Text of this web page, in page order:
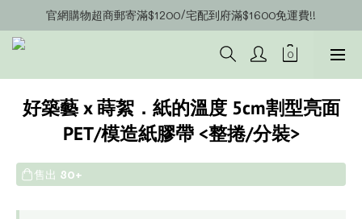
官網會員募集中~立即註冊即可獲得購物金$20!!!
官網購物超商郵寄滿$1200/宅配到府滿$1600免運費!!
官網會員募集中~立即註冊即可獲得購物金$20!!!
好築藝 x 蒔絮．紙的溫度 5cm割型亮面
PET/模造紙膠帶 <整捲/分裝>
售出 30+